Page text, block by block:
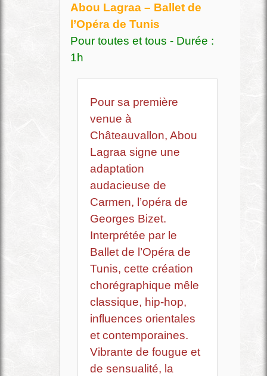
Abou Lagraa – Ballet de
l’Opéra de Tunis
Pour toutes et tous - Durée :
1h
Pour sa première
venue à
Châteauvallon, Abou
Lagraa signe une
adaptation
audacieuse de
Carmen, l’opéra de
Georges Bizet.
Interprétée par le
Ballet de l’Opéra de
Tunis, cette création
chorégraphique mêle
classique, hip-hop,
influences orientales
et contemporaines.
Vibrante de fougue et
de sensualité, la